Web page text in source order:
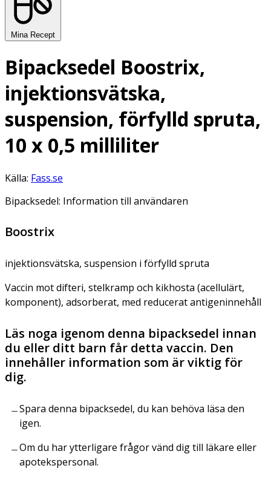
Mina Recept
Bipacksedel Boostrix,
injektionsvätska,
suspension, förfylld spruta,
10 x 0,5 milliliter
Källa: Fass.se
Bipacksedel: Information till användaren
Boostrix
injektionsvätska, suspension i förfylld spruta
Vaccin mot difteri, stelkramp och kikhosta (acellulärt,
komponent), adsorberat, med reducerat antigeninnehåll
Läs noga igenom denna bipacksedel innan
du eller ditt barn får detta vaccin. Den
innehåller information som är viktig för
dig.
Spara denna bipacksedel, du kan behöva läsa den
igen.
Om du har ytterligare frågor vänd dig till läkare eller
apotekspersonal.